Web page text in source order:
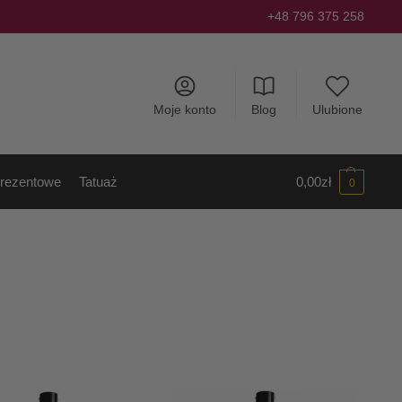
+48 796 375 258
Moje konto Blog Ulubione
Tatuaż 0,00zł 0